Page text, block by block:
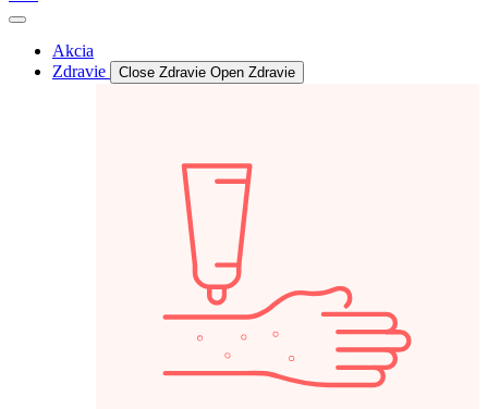
Akcia
Zdravie
Close Zdravie Open Zdravie